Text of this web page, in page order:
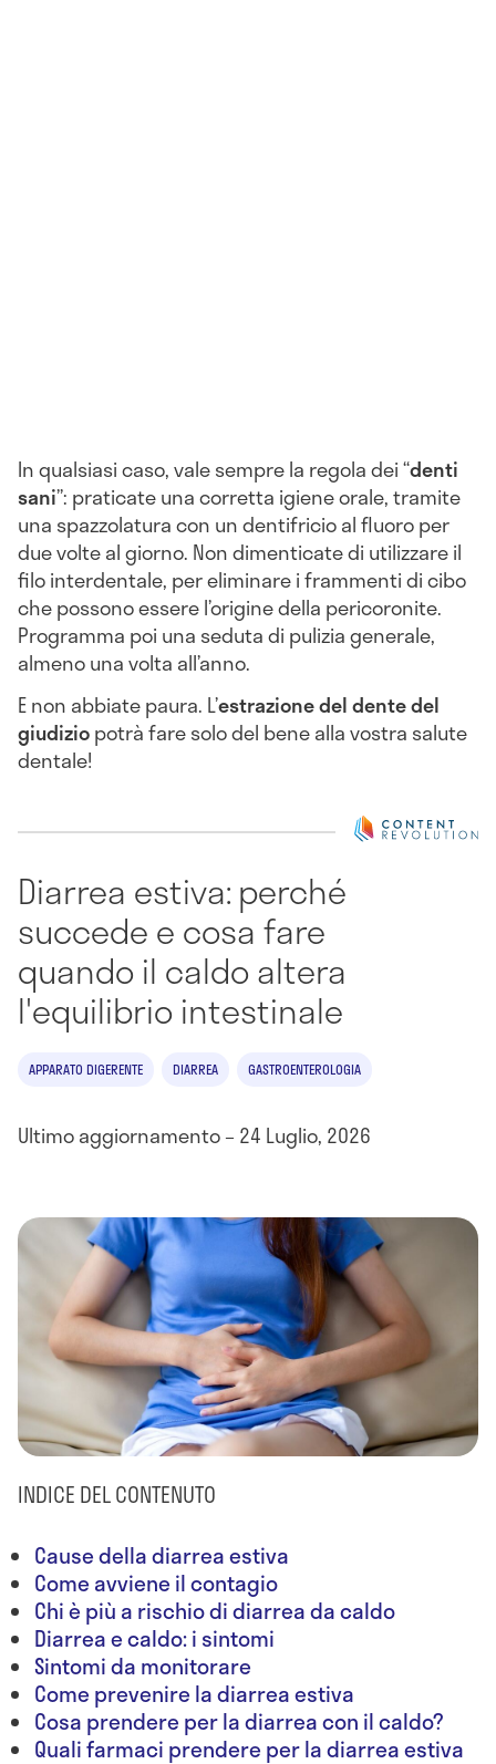
In qualsiasi caso, vale sempre la regola dei “denti
sani”: praticate una corretta igiene orale, tramite
una spazzolatura con un dentifricio al fluoro per
due volte al giorno. Non dimenticate di utilizzare il
filo interdentale, per eliminare i frammenti di cibo
che possono essere l’origine della pericoronite.
Programma poi una seduta di pulizia generale,
almeno una volta all’anno.
E non abbiate paura. L’estrazione del dente del
giudiziopotrà fare solo del bene alla vostra salute
dentale!
Diarrea estiva: perché
succede e cosa fare
quando il caldo altera
l'equilibrio intestinale
APPARATO DIGERENTE DIARREA GASTROENTEROLOGIA
Ultimo aggiornamento – 24 Luglio, 2026
INDICE DEL CONTENUTO
Cause della diarrea estiva
Come avviene il contagio
Chi è più a rischio di diarrea da caldo
Diarrea e caldo: i sintomi
Sintomi da monitorare
Come prevenire la diarrea estiva
Cosa prendere per la diarrea con il caldo?
Quali farmaci prendere per la diarrea estiva